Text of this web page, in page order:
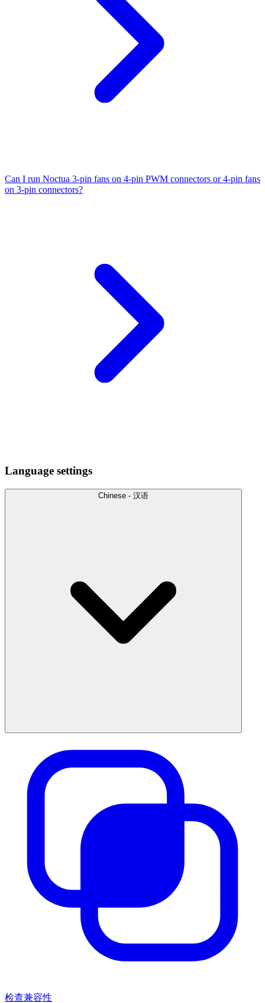
Can I run Noctua 3-pin fans on 4-pin PWM connectors or 4-pin fans
on 3-pin connectors?
Language settings
Chinese - 汉语
检查兼容性